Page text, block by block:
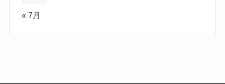
« 7月